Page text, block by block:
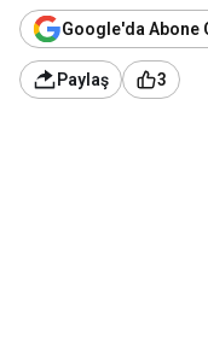
Google'da Abone
Paylaş 3